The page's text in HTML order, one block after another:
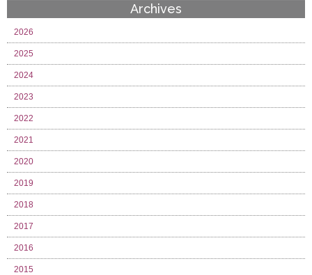
Archives
2026
2025
2024
2023
2022
2021
2020
2019
2018
2017
2016
2015